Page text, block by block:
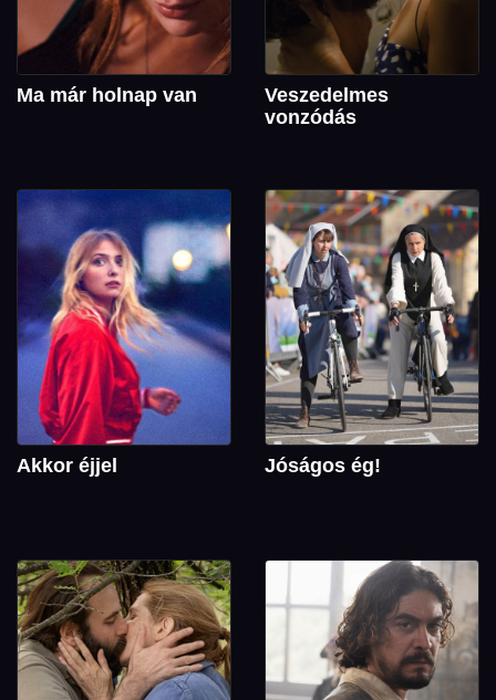
Ma már holnap van
Veszedelmes
vonzódás
Akkor éjjel Jóságos ég!